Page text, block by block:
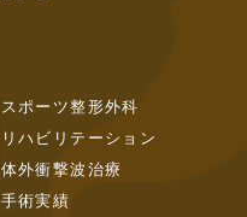
スポーツ整形外科
リハビリテーション
体外衝撃波治療
手術実績